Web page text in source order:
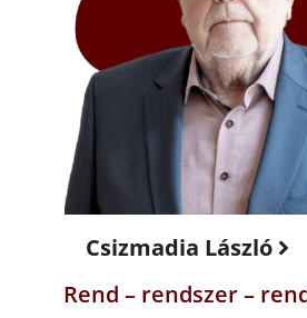
Csizmadia László
Rend – rendszer –